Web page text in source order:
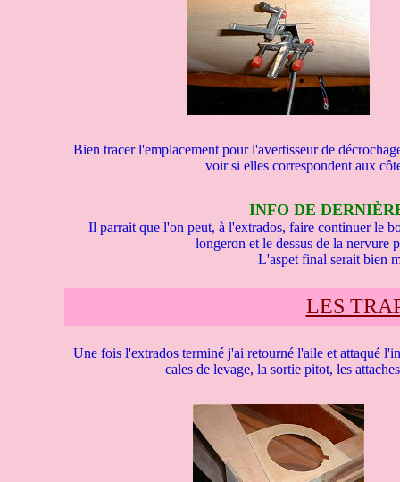
Bien tracer l'emplacement pour l'avertisseur de
voir si elles correspondent aux
INFO DE
Il parrait que l'on peut, à l'extrados, faire continuer le
longeron et le dessus de la nervure
L'aspet final serait bien
LES
Une fois l'extrados terminé j'ai retourné l'aile et attaqué
cales de levage, la sortie pitot, les